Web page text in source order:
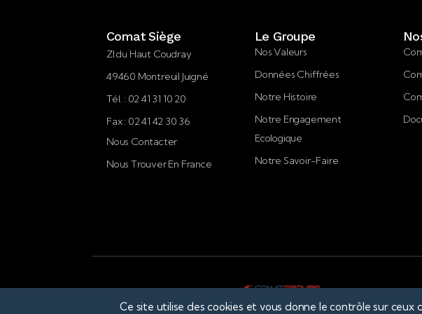
Comat Siège
ZI du Haut Coudray
49460 Montreuil Juigné
Tél. : 02 41 31 10 20
Fax : 02 41 42 30 36
Nous Contacter
Nous Trouver En France
Le Groupe
Nos Valeurs
Données Chiffrées
Notre Histoire
Notre Engagement
Ecologique
Notre Savoir-Faire
Ce site utilise des cookies et vous donne le contrôle sur ceux